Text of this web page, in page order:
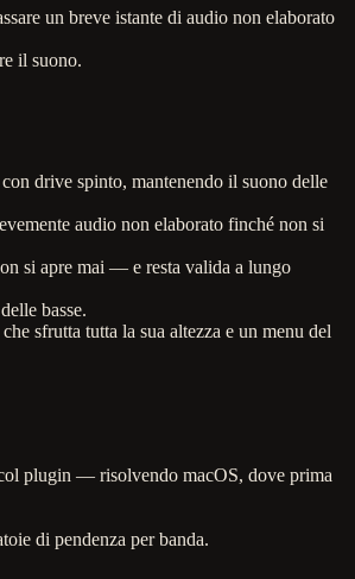
un breve istante di audio non elaborato
il suono.
drive spinto, mantenendo il suono delle
audio non elaborato finché non si
si apre mai — e resta valida a lungo
basse.
sfrutta tutta la sua altezza e un menu del
plugin — risolvendo macOS, dove prima
di pendenza per banda.